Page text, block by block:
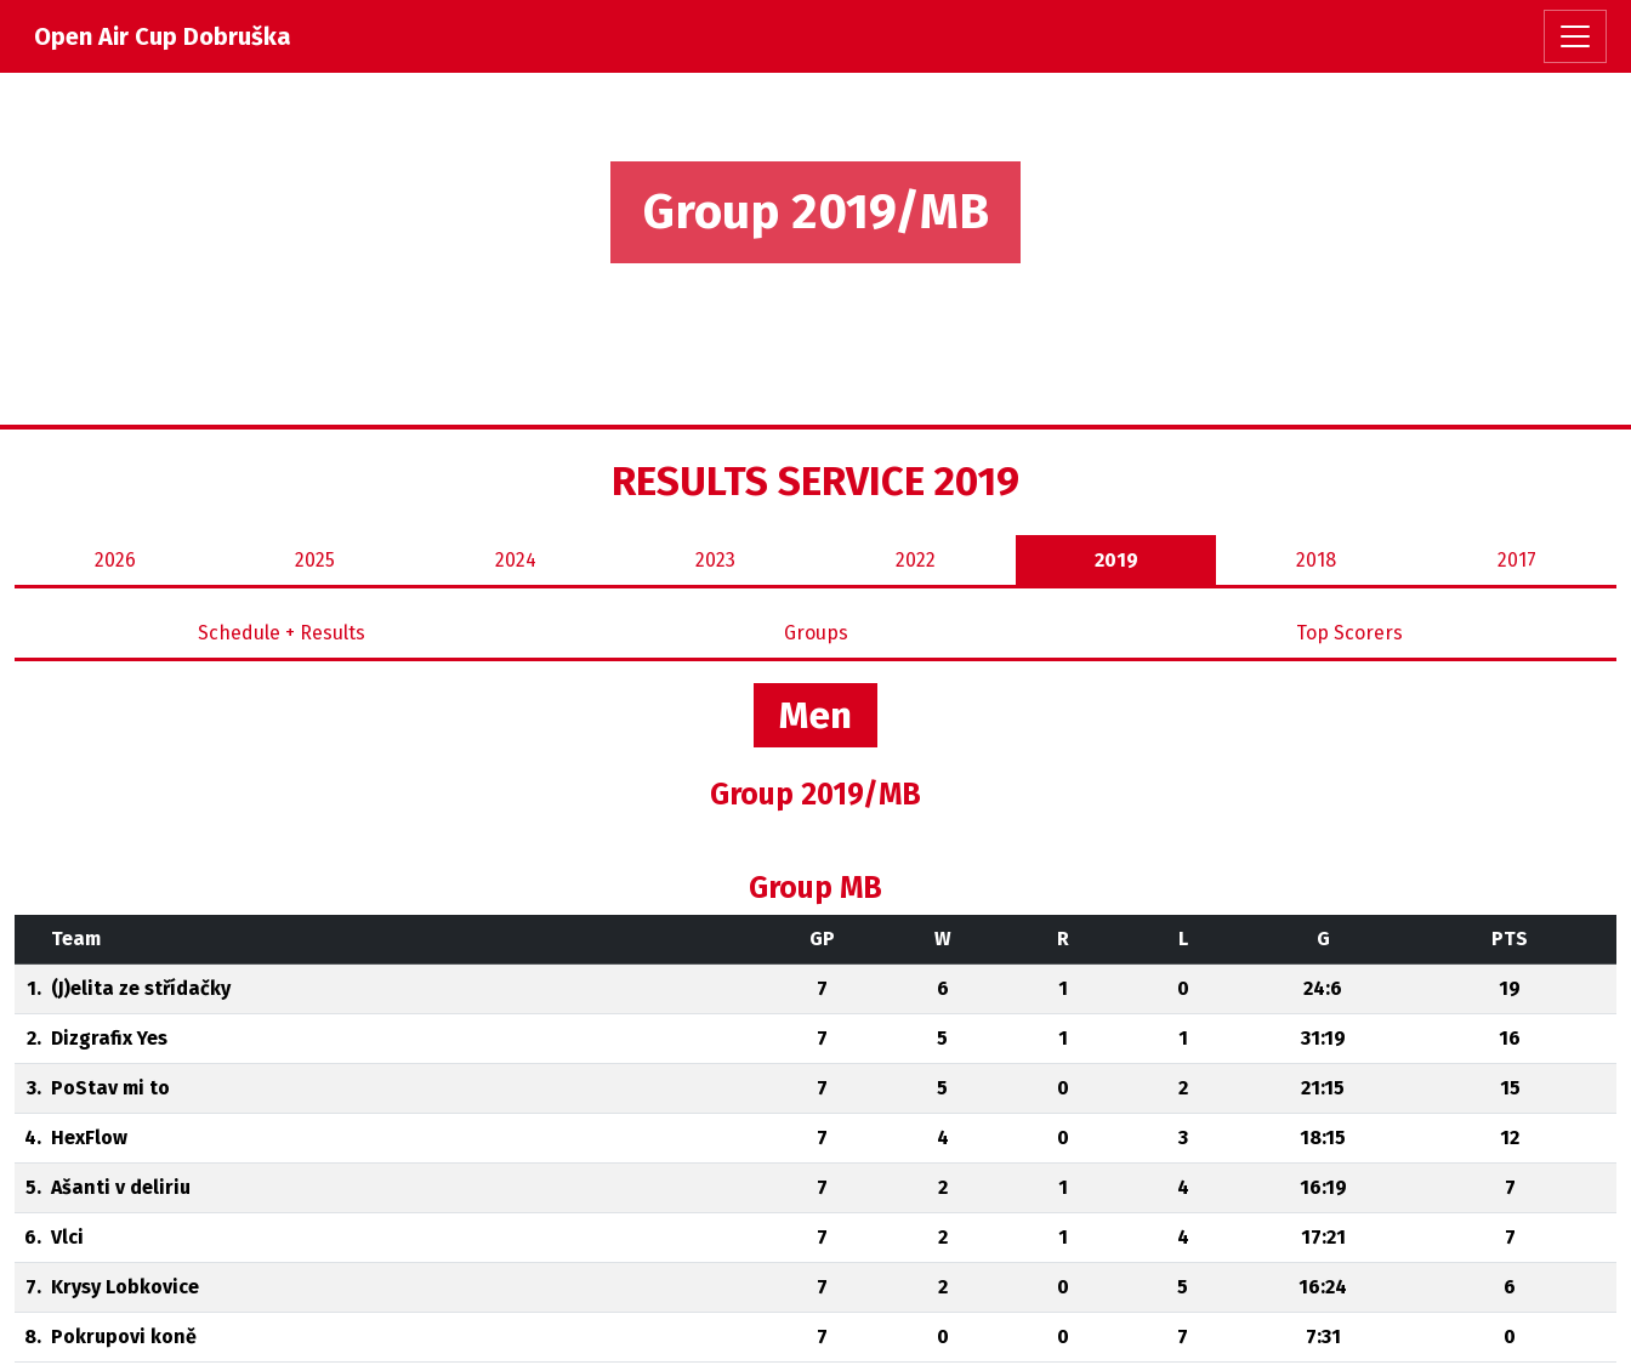
Open Air Cup Dobruška
Group 2019/MB
RESULTS SERVICE 2019
2026 2025 2024 2023 2022 2019 2018 2017
Schedule + Results Groups Top Scorers
Men
Group 2019/MB
Group MB
Team GP W R L G PTS
1. (J)elita ze střídačky 7 6 1 0 24:6 19
2. Dizgrafix Yes 7 5 1 1 31:19 16
3. PoStav mi to 7 5 0 2 21:15 15
4. HexFlow 7 4 0 3 18:15 12
5. Ašanti v deliriu 7 2 1 4 16:19 7
6. Vlci 7 2 1 4 17:21 7
7. Krysy Lobkovice 7 2 0 5 16:24 6
8. Pokrupovi koně 7 0 0 7 7:31 0